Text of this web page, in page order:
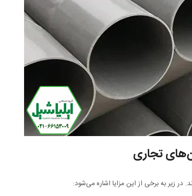
تجاری
در زیر به برخی از این مزایا اشاره می‌شود: